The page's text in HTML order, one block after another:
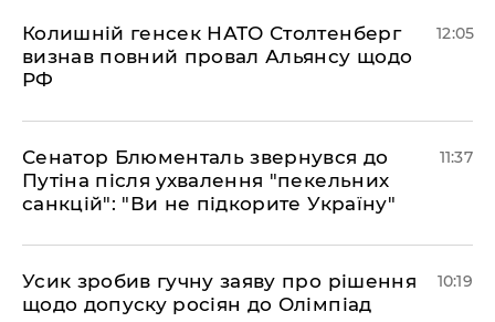
Колишній генсек НАТО Столтенберг
визнав повний провал Альянсу щодо
РФ
12:05
Сенатор Блюменталь звернувся до
Путіна після ухвалення "пекельних
санкцій": "Ви не підкорите Україну"
11:37
Усик зробив гучну заяву про рішення
щодо допуску росіян до Олімпіад
10:19